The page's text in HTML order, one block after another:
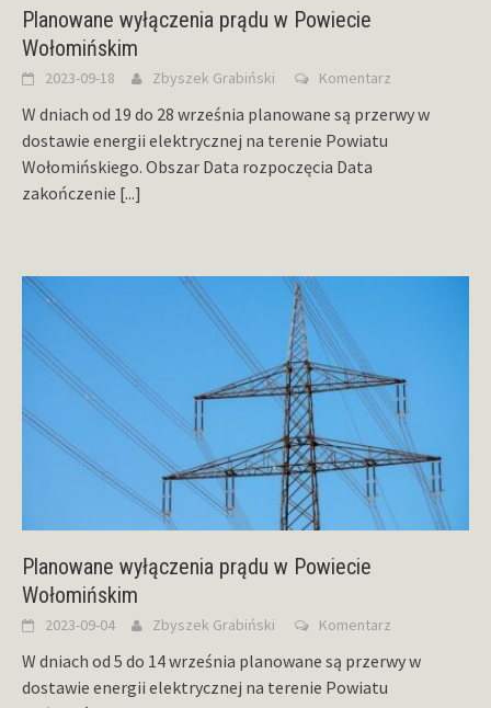
Planowane wyłączenia prądu w Powiecie
Wołomińskim
2023-09-18 Zbyszek Grabiński Komentarz
W dniach od 19 do 28 września planowane są przerwy w
dostawie energii elektrycznej na terenie Powiatu
Wołomińskiego. Obszar Data rozpoczęcia Data
zakończenie [...]
Planowane wyłączenia prądu w Powiecie
Wołomińskim
2023-09-04 Zbyszek Grabiński Komentarz
W dniach od 5 do 14 września planowane są przerwy w
dostawie energii elektrycznej na terenie Powiatu